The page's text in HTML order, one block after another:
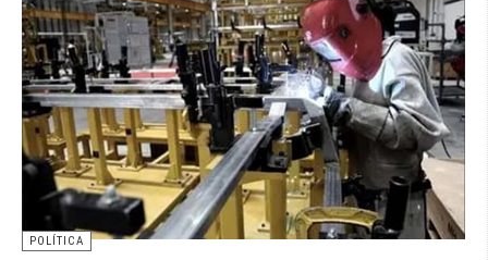
POLÍTICA